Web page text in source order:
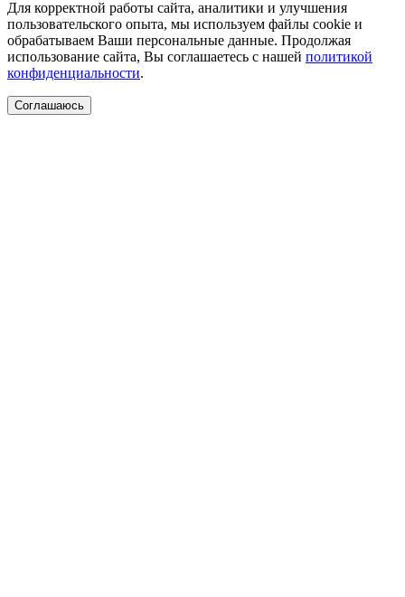
Для корректной работы сайта, аналитики и улучшения
пользовательского опыта, мы используем файлы cookie и
обрабатываем Ваши персональные данные. Продолжая
использование сайта, Вы соглашаетесь с нашей политикой
конфиденциальности.
Соглашаюсь